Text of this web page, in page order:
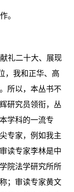
。
礼二十大、展现
，我和正华、高
所以，本丛书不
研究员领衔，丛
学科的一流专
专家，例如我主
读专家李林是中
院法学研究所所
；审读专家黄文